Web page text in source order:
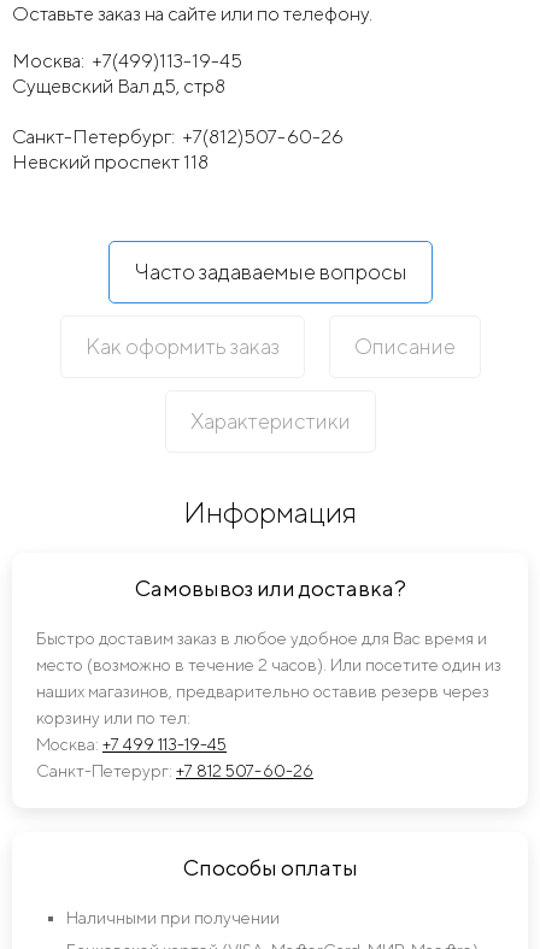
Оставьте заказ на сайте или по телефону.
Москва: +7(499)113-19-45
Сущевский Вал д5, стр8
Санкт-Петербург: +7(812)507-60-26
Невский проспект 118
Часто задаваемые вопросы
Как оформить заказ Описание
Характеристики
Информация
Самовывоз или доставка?
Быстро доставим заказ в любое удобное для Вас время и
место (возможно в течение 2 часов). Или посетите один из
наших магазинов, предварительно оставив резерв через
корзину или по тел:
Москва: +7 499 113-19-45
Санкт-Петерург: +7 812 507-60-26
Способы оплаты
Наличными при получении